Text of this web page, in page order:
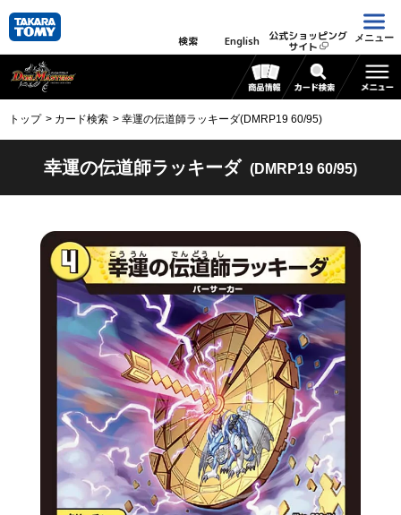
検索 English 公式ショッピング
サイト
メニュー
トップ カード検索 幸運の伝道師ラッキーダ(DMRP19 60/95)
幸運の伝道師ラッキーダ (DMRP19 60/95)